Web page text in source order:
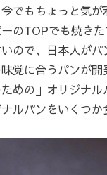
でもちょっと気
TOPでも焼きた
ので、日本人が
味覚に合うパン
めの」オリジナ
ルパンをいくつ